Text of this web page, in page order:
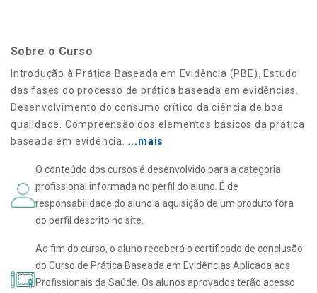
Sobre o Curso
Introdução à Prática Baseada em Evidência (PBE). Estudo
das fases do processo de prática baseada em evidências.
Desenvolvimento do consumo crítico da ciência de boa
qualidade. Compreensão dos elementos básicos da prática
baseada em evidência.
...mais
O conteúdo dos cursos é desenvolvido para a categoria
profissional informada no perfil do aluno. É de
responsabilidade do aluno a aquisição de um produto fora
do perfil descrito no site.
Ao fim do curso, o aluno receberá o certificado de conclusão
do Curso de Prática Baseada em Evidências Aplicada aos
Profissionais da Saúde. Os alunos aprovados terão acesso